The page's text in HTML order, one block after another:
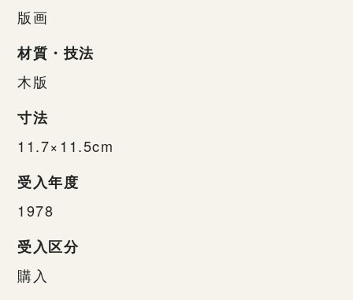
版画
材質・技法
木版
寸法
11.7×11.5cm
受入年度
1978
受入区分
購入